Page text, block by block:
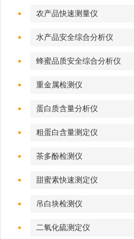
农产品快速测量仪
水产品安全综合分析仪
蜂蜜品质安全综合分析仪
重金属检测仪
蛋白质含量分析仪
粗蛋白含量测定仪
茶多酚检测仪
甜蜜素快速测定仪
吊白块检测仪
二氧化硫测定仪